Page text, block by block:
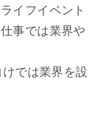
イフイベント
事では業界や
では業界を設